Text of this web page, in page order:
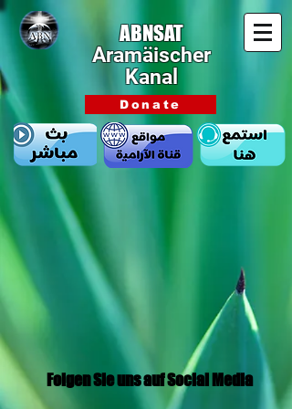
ABNSAT
Aramäischer
Kanal
Donate
Folgen Sie uns auf Social Media